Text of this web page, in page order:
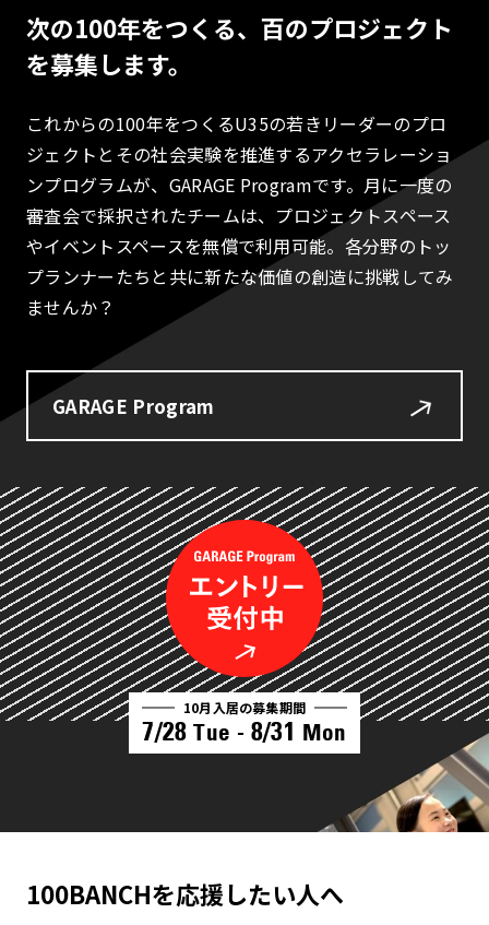
次の100年をつくる、百のプロジェクト
を募集します。
これからの100年をつくるU35の若きリーダーのプロ
ジェクトとその社会実験を推進するアクセラレーショ
ンプログラムが、GARAGE Programです。月に一度の
審査会で採択されたチームは、プロジェクトスペース
やイベントスペースを無償で利用可能。各分野のトッ
プランナーたちと共に新たな価値の創造に挑戦してみ
ませんか？
GARAGE Program
10月入居の募集期間
7/28 Tue - 8/31 Mon
100BANCHを応援したい人へ